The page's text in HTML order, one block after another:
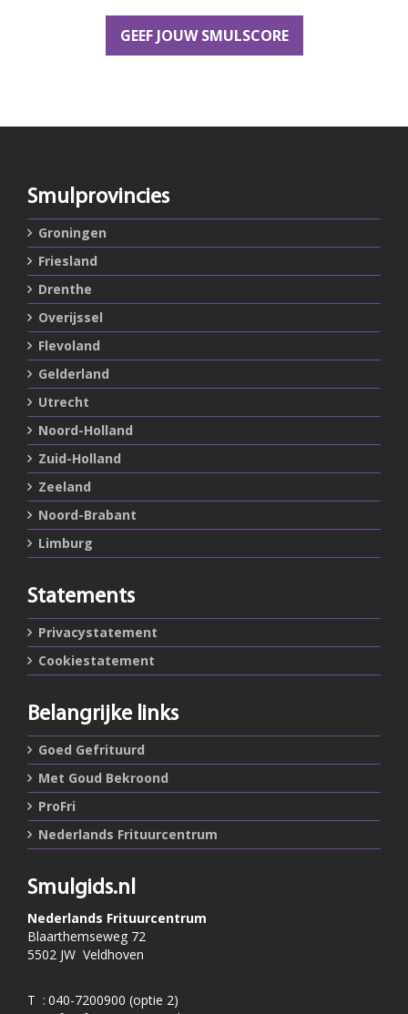
GEEF JOUW SMULSCORE
Smulprovincies
Groningen
Friesland
Drenthe
Overijssel
Flevoland
Gelderland
Utrecht
Noord-Holland
Zuid-Holland
Zeeland
Noord-Brabant
Limburg
Statements
Privacystatement
Cookiestatement
Belangrijke links
Goed Gefrituurd
Met Goud Bekroond
ProFri
Nederlands Frituurcentrum
Smulgids.nl
Nederlands Frituurcentrum
Blaarthemseweg 72
5502 JW Veldhoven
T : 040-7200900 (optie 2)